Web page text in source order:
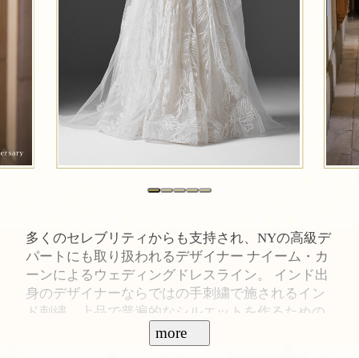
多くのセレブリティからも支持され、NYの高級デ
パートにも取り扱われるデザイナー ナイーム・カ
ーンによるウェディングドレスライン。 インド出
身のデザイナーならではの手刺繍で施されるイン
ド刺繍、上品で普遍的なシルエットを作るための
ドレープやカッティング、独創的なデザインを美
しく表現する完璧な裁断で、スタイリッシュで洗
more